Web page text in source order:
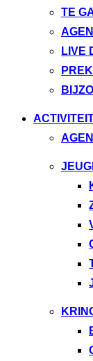
TE
LIVE